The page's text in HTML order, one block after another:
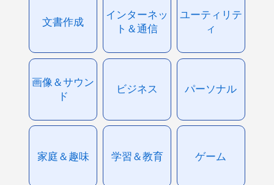
文書作成
インターネッ
ト＆通信
ユーティリテ
ィ
画像＆サウン
ド
ビジネス パーソナル
家庭＆趣味 学習＆教育 ゲーム